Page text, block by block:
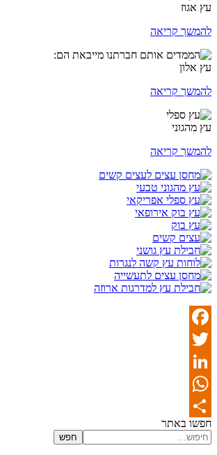
עץ אגוז
להמשך קריאה
עץ אלון
להמשך קריאה
עץ מהגוני
להמשך קריאה
Facebook
Twitter
LinkedIn
WhatsApp
Share
חפשו באתר
חפש